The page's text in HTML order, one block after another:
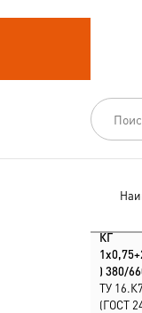
КГ
) 380/
ТУ
(ГОСТ